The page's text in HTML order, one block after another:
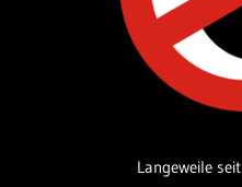
Langeweile seit